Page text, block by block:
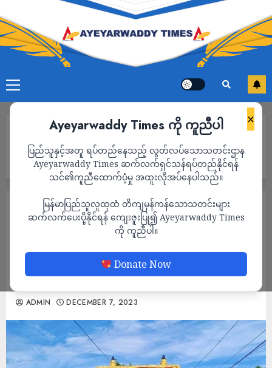
×
Ayeyarwaddy Times ကို ကူညီပါ
ပြည်သူနှင့်အတူ ရပ်တည်နေသည့် လွတ်လပ်သောသတင်းဌာန
Ayeyarwaddy Times ဆက်လက်ရှင်သန်ရပ်တည်နိုင်ရန်
သင်၏ကူညီထောက်ပံ့မှု အထူးလိုအပ်နေပါသည်။
မြန်မာပြည်သူလူထုထံ တိကျမှန်ကန်သောသတင်းများ
ဆက်လက်ပေးပို့နိုင်ရန် ကျေးဇူးပြု၍ Ayeyarwaddy Times
ကို ကူညီပါ။
Donate Now
ဖြစ်ပွားရာဒေသများသို့စေလွှတ်ရန် စစ်ကောင်စီတပ်မှပြန်လည်ခေါ်
ဆောင်
ဆေးပင်စင်ယူထားသည့် တပ်သားသူ၅၀ဦး
ထက်မနည်းကို တိုက်ပွဲဖြစ်ပွားရာဒေသများသို့
စေလွှတ်ရန် စစ်ကောင်စီတပ်မှပြန်လည်ခေါ်
ဆောင်
ADMIN DECEMBER 7, 2023